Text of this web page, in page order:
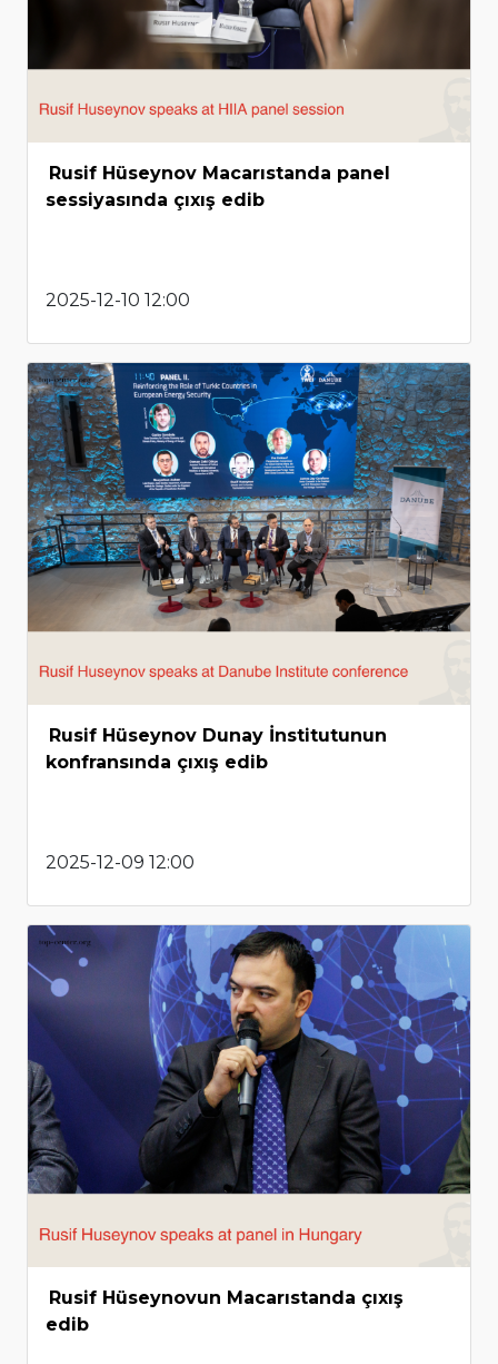
Rusif Hüseynov Macarıstanda panel
sessiyasında çıxış edib
2025-12-10 12:00
Rusif Hüseynov Dunay İnstitutunun
konfransında çıxış edib
2025-12-09 12:00
Rusif Hüseynovun Macarıstanda çıxış
edib